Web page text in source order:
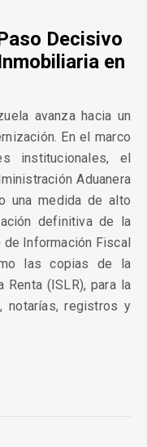
Decisivo
en
avanza hacia un
En el marco
institucionales, el
Aduanera
una medida de alto
definitiva de la
Información Fiscal
las copias de la
(ISLR), para la
notarías, registros y